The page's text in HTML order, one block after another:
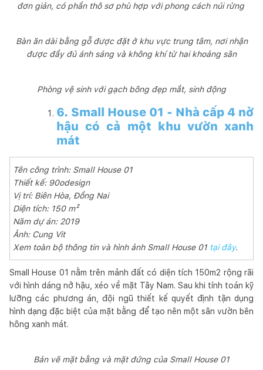
đơn giản, có phần thô sơ phù hợp với phong cách núi rừng
Bàn ăn dài bằng gỗ được đặt ở khu vực trung tâm, nơi nhận
được đầy đủ ánh sáng và không khí từ hai khoảng sân
Phòng vệ sinh với gạch bông đẹp mắt, sinh động
6. Small House 01 - Nhà cấp 4 nở
hậu có cả một khu vườn xanh
mát
Tên công trình: Small House 01
Thiết kế: 90odesign
Vị trí: Biên Hòa, Đồng Nai
Diện tích: 150 m²
Năm dự án: 2019
Ảnh: Cung Vit
Xem toàn bộ thông tin và hình ảnh Small House 01 tại đây.
Small House 01 nằm trên mảnh đất có diện tích 150m2 rộng rãi
với hình dáng nở hậu, xéo về mặt Tây Nam. Sau khi tính toán kỹ
lưỡng các phương án, đội ngũ thiết kế quyết định tận dụng
hình dạng đặc biệt của mặt bằng để tạo nên một sân vườn bên
hông xanh mát.
Bản vẽ mặt bằng và mặt đứng của Small House 01